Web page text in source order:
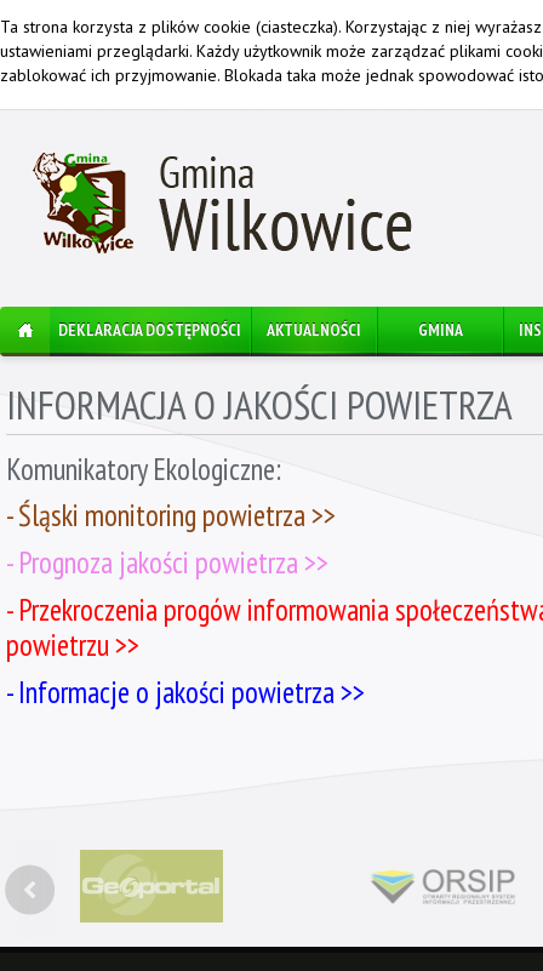
Ta strona korzysta z plików cookie (ciasteczka). Korzystając z niej
ustawieniami przeglądarki. Każdy użytkownik może zarządzać plikami
zablokować ich przyjmowanie. Blokada taka może jednak spowodować
DEKLARACJA DOSTĘPNOŚCI AKTUALNOŚCI GMINA
INFORMACJA O JAKOŚCI POWIETRZA
Komunikatory Ekologiczne:
-Śląski monitoring powietrza >>
-Prognoza jakości powietrza >>
-Przekroczenia progów informowania
powietrzu >>
-Informacje o jakości powietrza >>